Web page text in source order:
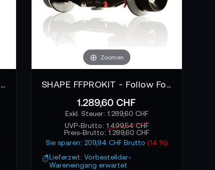
Vocas MFC-6 Follow Focus System 1:2
Zoomen
SHAPE FFPROKIT - Follow Focus Pro Full Kit
1.289,60 CHF
1.289,60 CHF
UVP-Brutto: 1.499,54 CHF
Preis-Brutto:1.289,60 CHF
Sie sparen: 209,94 CHF Brutto (14 %)
Lieferzeit: Vorbestelldar-
Wareneingang erwartet